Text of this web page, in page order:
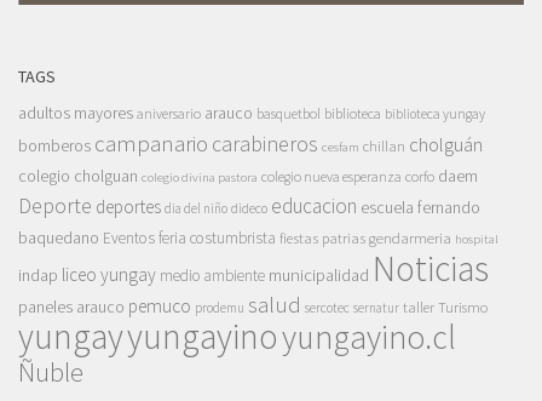
TAGS
adultos mayores aniversario arauco basquetbol biblioteca biblioteca yungay
bomberos campanario carabineros cesfam chillan cholguán
colegio cholguan colegio divina pastora colegio nueva esperanza corfo daem
Deporte deportes dia del niño dideco educacion escuela fernando
baquedano Eventosferia costumbrista fiestas patrias gendarmeria hospital
indap liceo yungay medio ambiente municipalidad Noticias
paneles arauco pemuco prodemu salud sercotec sernatur taller Turismo
yungayyungayinoyungayino.cl
Ñuble